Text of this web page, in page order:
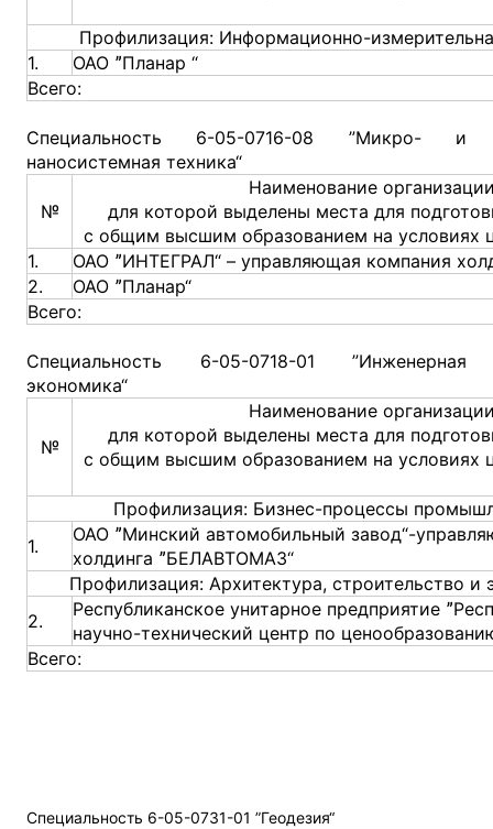
Профилизация: Информационно-
1.
ОАО ˮПланар “
Всего:
Специальность 6-05-0716-08 ”Микро- и
наносистемная техника“
№
Наименование
для которой выделены места для
с общим высшим образованием на условиях
1.
ОАО ˮИНТЕГРАЛ“ – управляющая компания
2.
ОАО ˮПланар“
Всего:
Специальность 6-05-0718-01 ”Инженерная
экономика“
№
Наименование
для которой выделены места для
с общим высшим образованием на условиях
Профилизация: Бизнес-процессы
1.
ОАО ˮМинский автомобильный завод“-
холдинга ˮБЕЛАВТОМАЗ“
Профилизация: Архитектура, строительство
2.
Республиканское унитарное предприятие
научно-технический центр по
Всего:
Специальность 6-05-0731-01 ”Геодезия“